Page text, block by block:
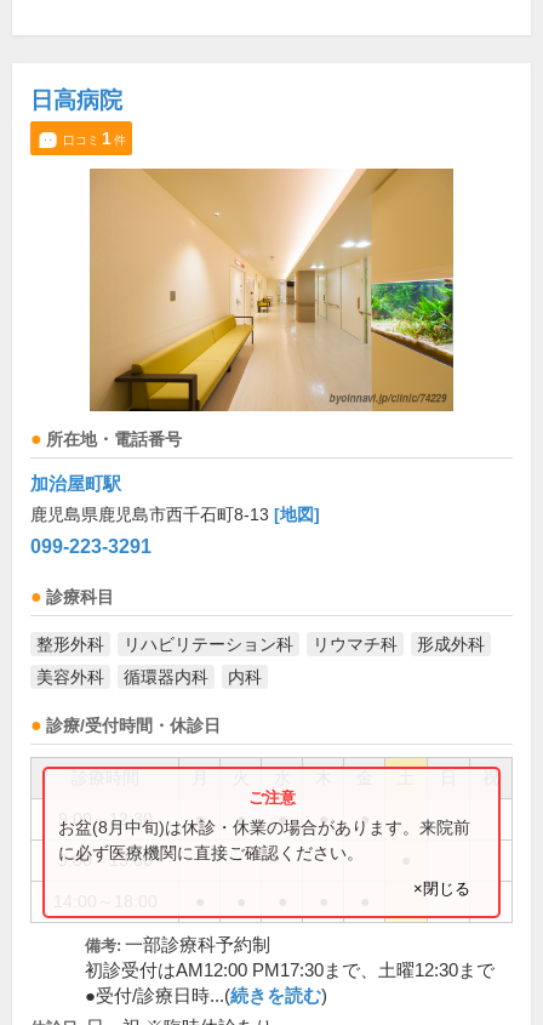
日高病院
口コミ 1件
所在地・電話番号
加治屋町駅
鹿児島県鹿児島市西千石町8-13 [地図]
099-223-3291
診療科目
整形外科 リハビリテーション科 リウマチ科
形成外科
美容外科
循環器内科 内科
診療/受付時間・休診日
祝
9:00～12:30 ● ● ● ● ●
9:00～13:00
お盆(8月中旬)は休診・休業の場合があります。来院前
に必ず医療機関に直接ご確認ください。
×閉じる
備考: 一部診療科予約制
初診受付はAM12:00 PM17:30まで、土曜12:30まで
●受付/診療日時...(続きを読む)